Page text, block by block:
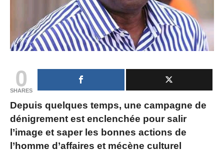
0
SHARES
Depuis quelques temps, une campagne de
dénigrement est enclenchée pour salir
l’image et saper les bonnes actions de
l’homme d’affaires et mécène culturel